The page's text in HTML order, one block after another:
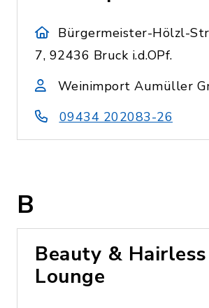
Bürgermeister-Hölzl-
7, 92436 Bruck i.d.OPf.
Weinimport Aumüller
09434 202083-26
B
Beauty & Hairless
Lounge